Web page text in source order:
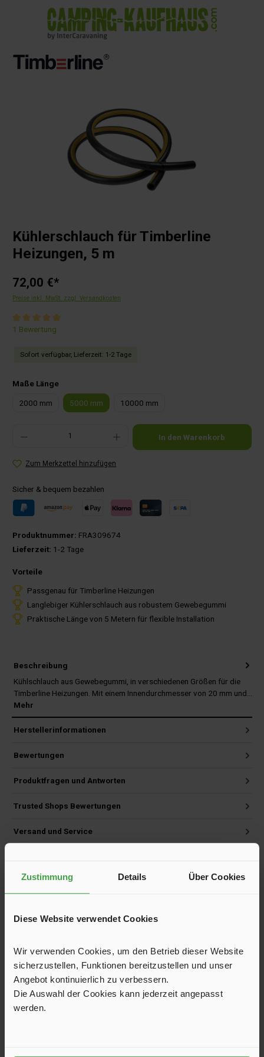
Zustimmung Details Über Cookies
Diese Website verwendet Cookies
Wir verwenden Cookies, um den Betrieb dieser Website
sicherzustellen, Funktionen bereitzustellen und unser
Angebot kontinuierlich zu verbessern.
Die Auswahl der Cookies kann jederzeit angepasst
werden.
springen
Kühlerschlauch für Timberline
Heizungen, 5 m
72,00 €*
Preise inkl. MwSt. zzgl. Versandkosten
Durchschnittliche Bewertung von 5 von 5 Sternen
1 Bewertung
Sofort verfügbar, Lieferzeit: 1-2 Tage
Maße Längeauswählen
2000 mm 5000 mm 10000 mm
Produkt Anzahl: Gib den gewünschten Wert ein oder benutze die Schaltflächen um die
In den Warenkorb
Zum Merkzettel hinzufügen
Sicher & bequem bezahlen
Produktnummer: FRA309674
Lieferzeit: 1-2 Tage
Vorteile
Passgenau für Timberline Heizungen
Langlebiger Kühlerschlauch aus robustem Gewebegummi
Praktische Länge von 5 Metern für flexible Installation
Beschreibung
Kühlschlauch aus Gewebegummi, in verschiedenen Größen für die
Timberline Heizungen. Mit einem Innendurchmesser von 20 mm und…
Mehr
Herstellerinformationen
Bewertungen
Produktfragen und Antworten
Trusted Shops Bewertungen
Versand und Service